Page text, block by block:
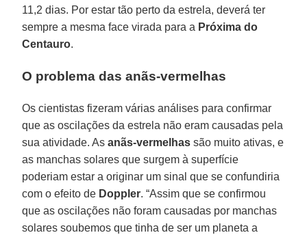
11,2 dias. Por estar tão perto da estrela, deverá ter
sempre a mesma face virada para a Próxima do
Centauro.
O problema das anãs-vermelhas
Os cientistas fizeram várias análises para confirmar
que as oscilações da estrela não eram causadas pela
sua atividade. Asanãs-vermelhas são muito ativas, e
as manchas solares que surgem à superfície
poderiam estar a originar um sinal que se confundiria
com o efeito de Doppler. “Assim que se confirmou
que as oscilações não foram causadas por manchas
solares soubemos que tinha de ser um planeta a